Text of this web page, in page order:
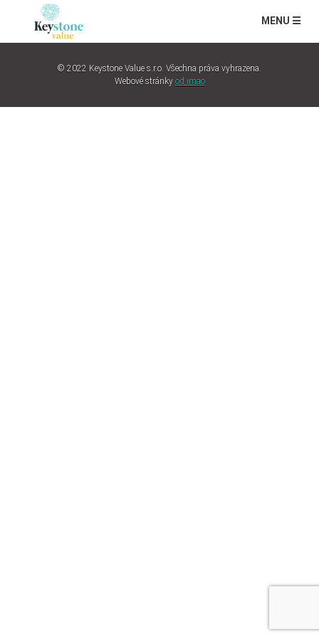
MENU ☰
© 2022 Keystone Value s.r.o. Všechna práva vyhrazena.
Webové stránky od imao